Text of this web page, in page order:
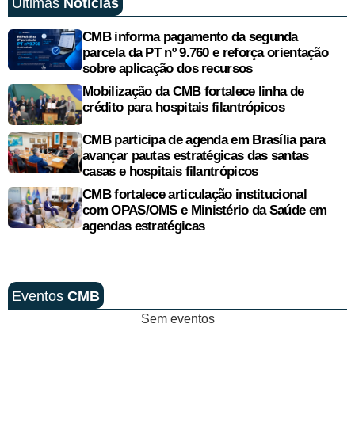
CMB informa pagamento da segunda
parcela da PT nº 9.760 e reforça orientação
sobre aplicação dos recursos
Mobilização da CMB fortalece linha de
crédito para hospitais filantrópicos
CMB participa de agenda em Brasília para
avançar pautas estratégicas das santas
casas e hospitais filantrópicos
CMB fortalece articulação institucional
com OPAS/OMS e Ministério da Saúde em
agendas estratégicas
Eventos CMB
Sem eventos